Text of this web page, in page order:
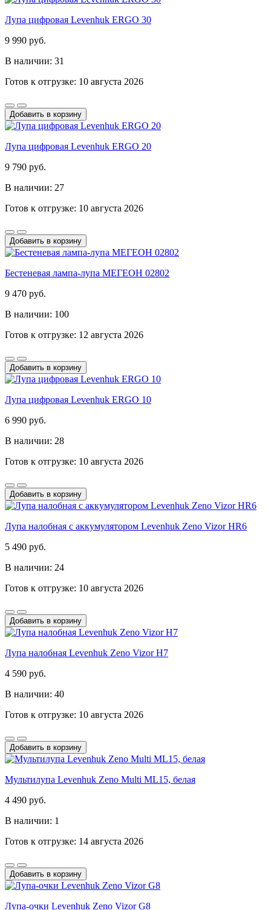
Лупа цифровая Levenhuk ERGO 30
9 990 руб.
В наличии: 31
Готов к отгрузке: 10 августа 2026
Добавить в корзину
Лупа цифровая Levenhuk ERGO 20
9 790 руб.
В наличии: 27
Готов к отгрузке: 10 августа 2026
Добавить в корзину
Бестеневая лампа-лупа МЕГЕОН 02802
9 470 руб.
В наличии: 100
Готов к отгрузке: 12 августа 2026
Добавить в корзину
Лупа цифровая Levenhuk ERGO 10
6 990 руб.
В наличии: 28
Готов к отгрузке: 10 августа 2026
Добавить в корзину
Лупа налобная с аккумулятором Levenhuk Zeno Vizor HR6
5 490 руб.
В наличии: 24
Готов к отгрузке: 10 августа 2026
Добавить в корзину
Лупа налобная Levenhuk Zeno Vizor H7
4 590 руб.
В наличии: 40
Готов к отгрузке: 10 августа 2026
Добавить в корзину
Мультилупа Levenhuk Zeno Multi ML15, белая
4 490 руб.
В наличии: 1
Готов к отгрузке: 14 августа 2026
Добавить в корзину
Лупа-очки Levenhuk Zeno Vizor G8